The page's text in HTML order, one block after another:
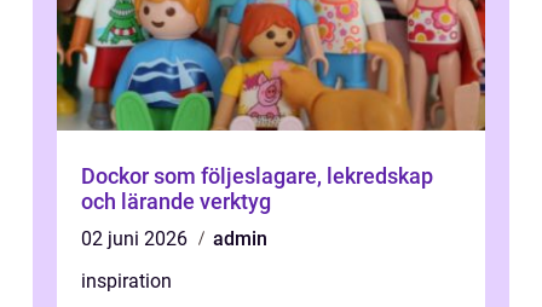
Dockor som följeslagare, lekredskap
och lärande verktyg
02 juni 2026
admin
inspiration